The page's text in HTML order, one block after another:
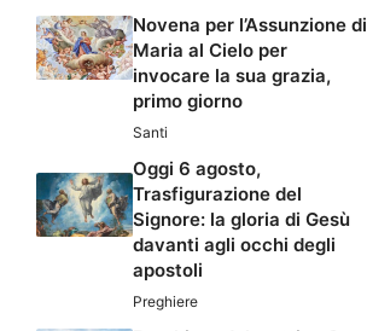
Novena per l’Assunzione di
Maria al Cielo per
invocare la sua grazia,
primo giorno
Santi
Oggi 6 agosto,
Trasfigurazione del
Signore: la gloria di Gesù
davanti agli occhi degli
apostoli
Preghiere